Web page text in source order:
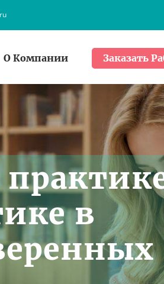
О Компании Заказать
в